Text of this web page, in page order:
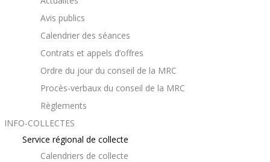
Avis publics
Calendrier des séances
Contrats et appels d’offres
Ordre du jour du conseil de la MRC
Procès-verbaux du conseil de la MRC
Règlements
INFO-COLLECTES
Service régional de collecte
Calendriers de collecte